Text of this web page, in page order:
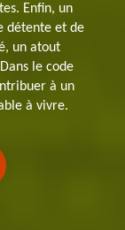
Enfin, un
détente et de
un atout
le code
à un
à vivre.